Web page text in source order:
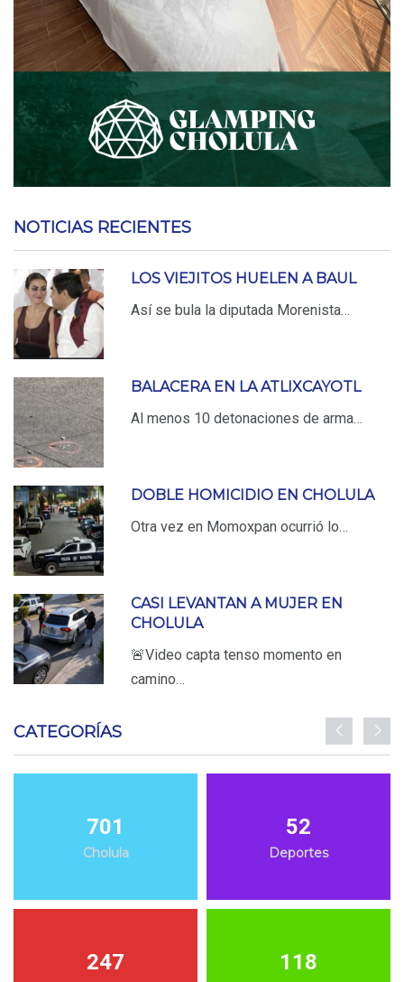
NOTICIAS RECIENTES
LOS VIEJITOS HUELEN A BAUL
Así se bula la diputada Morenista…
BALACERA EN LA ATLIXCAYOTL
Al menos 10 detonaciones de arma…
DOBLE HOMICIDIO EN CHOLULA
Otra vez en Momoxpan ocurrió lo…
CASI LEVANTAN A MUJER EN
CHOLULA
🚨Video capta tenso momento en
camino…
CATEGORÍAS
701
Cholula
52
Deportes
247 118